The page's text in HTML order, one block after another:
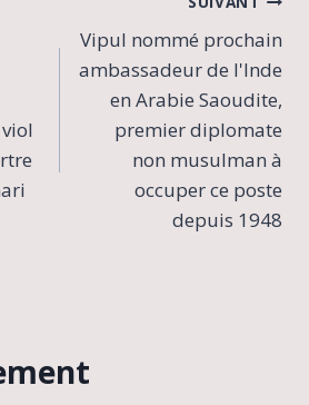
Vipul nommé prochain
ambassadeur de l'Inde
en Arabie Saoudite,
premier diplomate
non musulman à
occuper ce poste
depuis 1948